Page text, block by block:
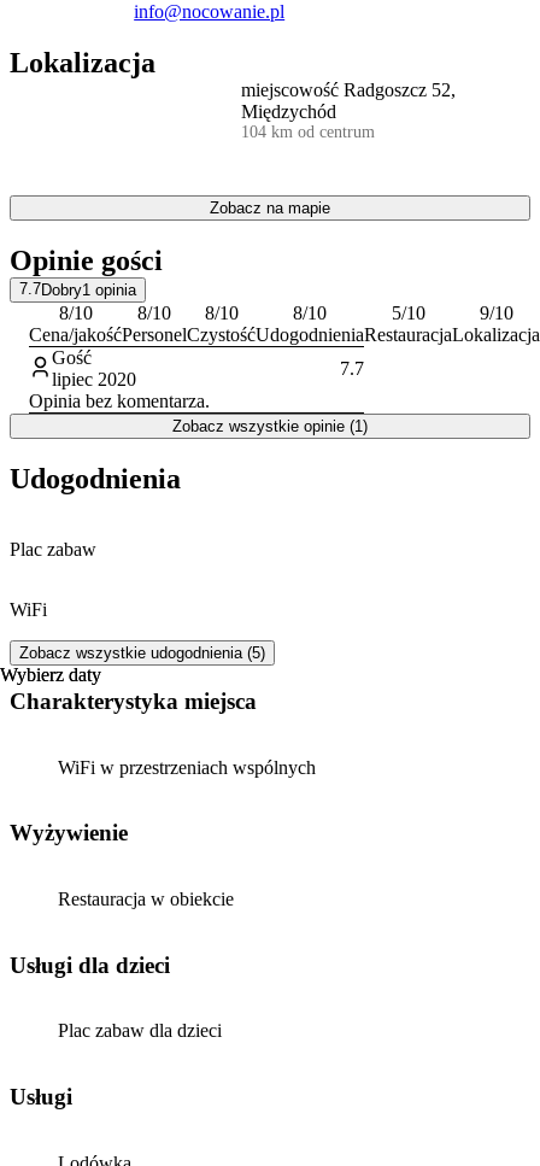
info@nocowanie.pl
Lokalizacja
miejscowość Radgoszcz 52,
Międzychód
104 km od centrum
Zobacz na mapie
Opinie gości
7.7Dobry1 opinia
8/10
Cena/jakość
8/10
Personel
8/10
Czystość
8/10
Udogodnienia
5/10
Restauracja
9/10
Lokalizacja
Gość
lipiec 2020
7.7
Opinia bez komentarza.
Zobacz wszystkie opinie (1)
Wybierz daty
Wybierz daty
Udogodnienia
Plac zabaw
WiFi
Zobacz wszystkie udogodnienia (5)
Charakterystyka miejsca
WiFi w przestrzeniach wspólnych
Wyżywienie
Restauracja w obiekcie
usługi dla dzieci
Plac zabaw dla dzieci
Usługi